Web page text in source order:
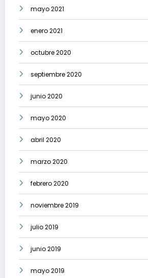
mayo 2021
enero 2021
octubre 2020
septiembre 2020
junio 2020
mayo 2020
abril 2020
marzo 2020
febrero 2020
noviembre 2019
julio 2019
junio 2019
mayo 2019